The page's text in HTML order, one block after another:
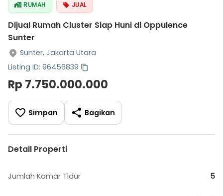
RUMAH JUAL
Dijual Rumah Cluster Siap Huni di Oppulence
Sunter
Sunter, Jakarta Utara
Listing ID: 96456839
Rp 7.750.000.000
Simpan Bagikan
Detail Properti
Jumlah Kamar Tidur 5